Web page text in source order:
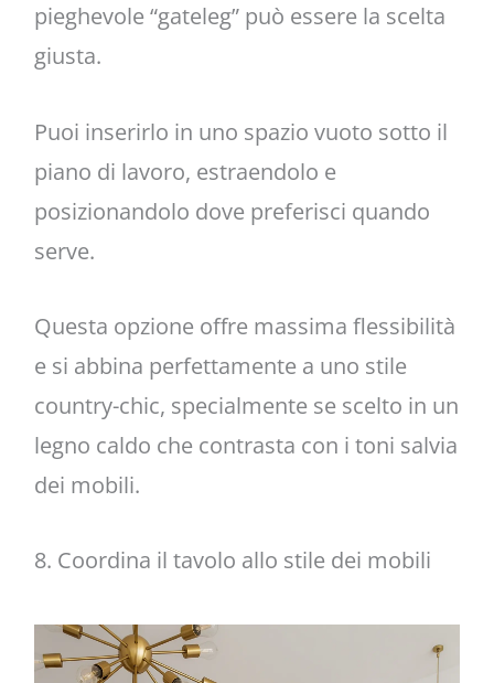
pieghevole “gateleg” può essere la scelta
giusta.
Puoi inserirlo in uno spazio vuoto sotto il
piano di lavoro, estraendolo e
posizionandolo dove preferisci quando
serve.
Questa opzione offre massima flessibilità
e si abbina perfettamente a uno stile
country-chic, specialmente se scelto in un
legno caldo che contrasta con i toni salvia
dei mobili.
8. Coordina il tavolo allo stile dei mobili